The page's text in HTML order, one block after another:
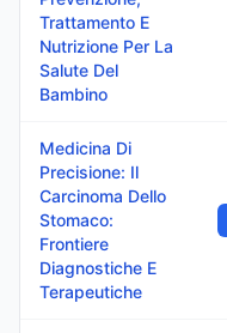
Trattamento E
Nutrizione Per La
Salute Del
Bambino
Medicina Di
Precisione: Il
Carcinoma Dello
Stomaco:
Frontiere
Diagnostiche E
Terapeutiche